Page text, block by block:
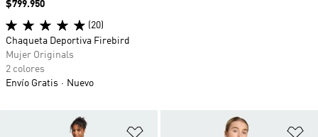
Añadir a la lista de deseos
Precio
$799.950
(20)
Chaqueta Deportiva Firebird
Mujer Originals
2 colores
Envío Gratis
Nuevo